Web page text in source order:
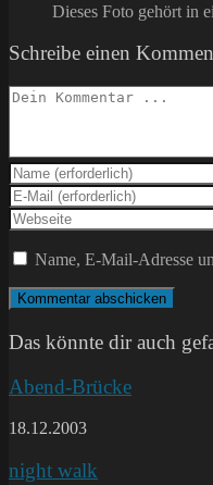
Dieses Foto gehört in
Schreibe einen
Kommentieren
Gib
deinen
Namen
oder
Benutzernamen
zum
Kommentieren
ein
Gib
deine
E-
Mail-
Adresse
zum
Kommentieren
Gib
deine
Website-
ein
(optional)
Name, E-Mail-Adresse
Das könnte dir auch
Abend-Brücke
18.12.2003
night walk